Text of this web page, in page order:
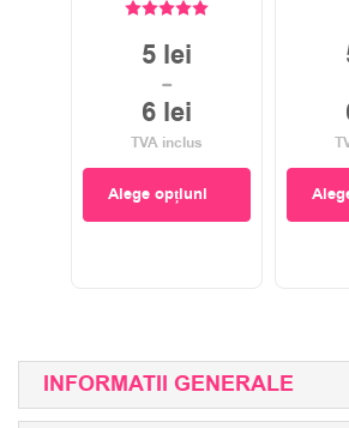
5 lei
–
6 lei
TVA inclus
Alege opțiuni
INFORMATII GENERALE